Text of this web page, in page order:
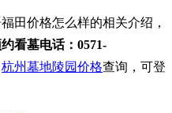
田价格怎么样的相关介绍，
看墓电话：0571-
杭州墓地陵园价格查询，可登